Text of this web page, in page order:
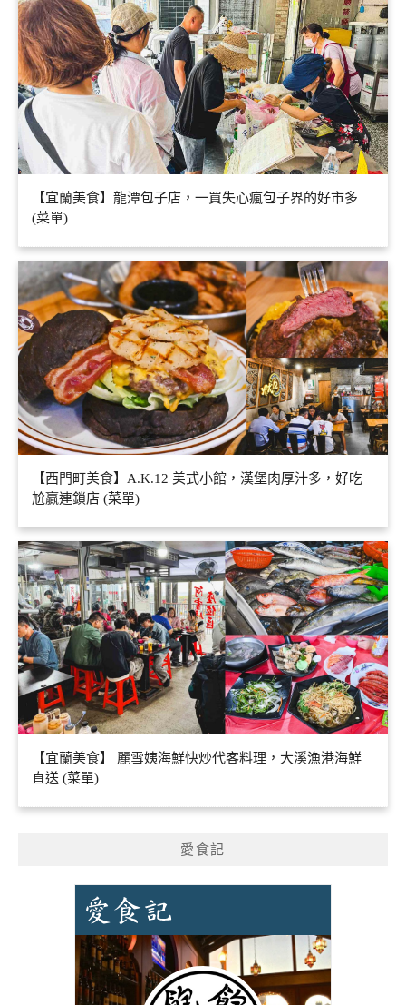
【宜蘭美食】龍潭包子店，一買失心瘋包子界的好市多
(菜單)
【西門町美食】A.K.12 美式小館，漢堡肉厚汁多，好吃
尬贏連鎖店 (菜單)
【宜蘭美食】 麗雪姨海鮮快炒代客料理，大溪漁港海鮮
直送 (菜單)
愛食記